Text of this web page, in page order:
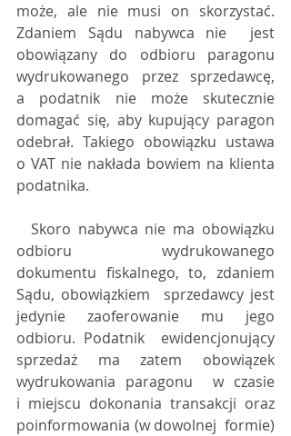
może, ale nie musi on skorzystać.
Zdaniem Sądu nabywca nie  jest
obowiązany do odbioru paragonu
wydrukowanego przez sprzedawcę,
a podatnik nie może skutecznie
domagać się, aby kupujący paragon
odebrał. Takiego obowiązku ustawa
o VAT nie nakłada bowiem na klienta
podatnika.
odbioru  wydrukowanego
dokumentu fiskalnego, to, zdaniem
Sądu, obowiązkiem  sprzedawcy jest
jedynie zaoferowanie mu jego
odbioru. Podatnik  ewidencjonujący
sprzedaż ma zatem obowiązek
wydrukowania paragonu  w czasie
i miejscu dokonania transakcji oraz
poinformowania (w dowolnej  formie)